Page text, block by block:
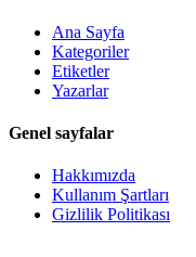
Ana Sayfa
Kategoriler
Etiketler
Yazarlar
Genel sayfalar
Hakkımızda
Kullanım Şartları
Gizlilik Politikası